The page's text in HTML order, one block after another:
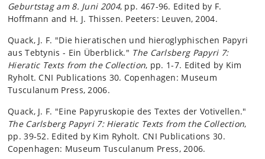
Geburtstag am 8. Juni 2004, pp. 467-96. Edited by F.
Hoffmann and H. J. Thissen. Peeters: Leuven, 2004.
Quack, J. F. "Die hieratischen und hieroglyphischen Papyri
aus Tebtynis - Ein Überblick." The Carlsberg Papyri 7:
Hieratic Texts from the Collection, pp. 1-7. Edited by Kim
Ryholt. CNI Publications 30. Copenhagen: Museum
Tusculanum Press, 2006.
Quack, J. F. "Eine Papyruskopie des Textes der Votivellen."
The Carlsberg Papyri 7: Hieratic Texts from the Collection,
pp. 39-52. Edited by Kim Ryholt. CNI Publications 30.
Copenhagen: Museum Tusculanum Press, 2006.